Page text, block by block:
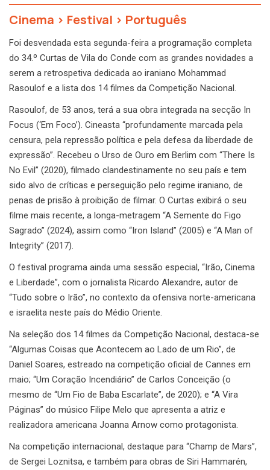
Cinema > Festival > Português
Foi desvendada esta segunda-feira a programação completa
do 34.º Curtas de Vila do Conde com as grandes novidades a
serem a retrospetiva dedicada ao iraniano Mohammad
Rasoulof e a lista dos 14 filmes da Competição Nacional.
Rasoulof, de 53 anos, terá a sua obra integrada na secção In
Focus (‘Em Foco’). Cineasta “profundamente marcada pela
censura, pela repressão política e pela defesa da liberdade de
expressão”. Recebeu o Urso de Ouro em Berlim com “There Is
No Evil” (2020), filmado clandestinamente no seu país e tem
sido alvo de críticas e perseguição pelo regime iraniano, de
penas de prisão à proibição de filmar. O Curtas exibirá o seu
filme mais recente, a longa-metragem “A Semente do Figo
Sagrado” (2024), assim como “Iron Island” (2005) e “A Man of
Integrity” (2017).
O festival programa ainda uma sessão especial, “Irão, Cinema
e Liberdade”, com o jornalista Ricardo Alexandre, autor de
“Tudo sobre o Irão”, no contexto da ofensiva norte-americana
e israelita neste país do Médio Oriente.
Na seleção dos 14 filmes da Competição Nacional, destaca-se
“Algumas Coisas que Acontecem ao Lado de um Rio”, de
Daniel Soares, estreado na competição oficial de Cannes em
maio; “Um Coração Incendiário” de Carlos Conceição (o
mesmo de “Um Fio de Baba Escarlate”, de 2020); e “A Vira
Páginas” do músico Filipe Melo que apresenta a atriz e
realizadora americana Joanna Arnow como protagonista.
Na competição internacional, destaque para “Champ de Mars”,
de Sergei Loznitsa, e também para obras de Siri Hammarén,